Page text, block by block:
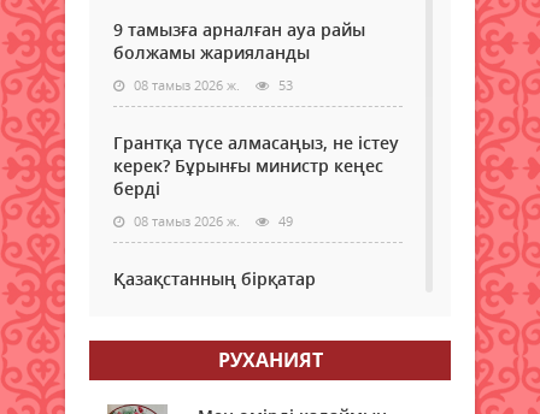
9 тамызға арналған ауа райы
болжамы жарияланды
08 тамыз 2026 ж. 53
Грантқа түсе алмасаңыз, не істеу
керек? Бұрынғы министр кеңес
берді
08 тамыз 2026 ж. 49
Қазақстанның бірқатар
08 тамыз 2026 ж. 53
РУХАНИЯТ